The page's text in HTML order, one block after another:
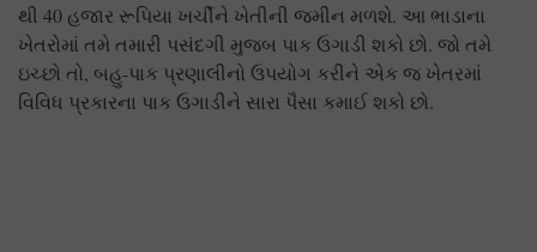
થી 40 હજાર રૂપિયા ખર્ચીને ખેતીની જમીન મળશે. આ ભાડાના
ખેતરોમાં તમે તમારી પસંદગી મુજબ પાક ઉગાડી શકો છો. જો તમે
ઇચ્છો તો, બહુ-પાક પ્રણાલીનો ઉપયોગ કરીને એક જ ખેતરમાં
વિવિધ પ્રકારના પાક ઉગાડીને સારા પૈસા કમાઈ શકો છો.